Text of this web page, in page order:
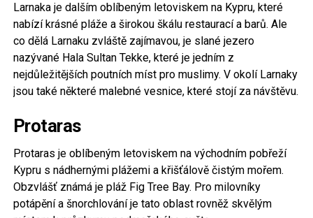
Larnaka je dalším oblíbeným letoviskem na Kypru, které
nabízí krásné pláže a širokou škálu restaurací a barů. Ale
co dělá Larnaku zvláště zajímavou, je slané jezero
nazývané Hala Sultan Tekke, které je jedním z
nejdůležitějších poutních míst pro muslimy. V okolí Larnaky
jsou také některé malebné vesnice, které stojí za návštěvu.
Protaras
Protaras je oblíbeným letoviskem na východním pobřeží
Kypru s nádhernými plážemi a křišťálově čistým mořem.
Obzvlášť známá je pláž Fig Tree Bay. Pro milovníky
potápění a šnorchlování je tato oblast rovněž skvělým